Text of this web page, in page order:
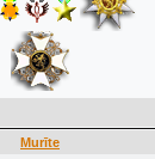
Murīte